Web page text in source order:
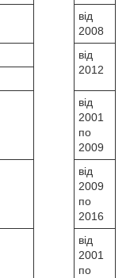
від
2008
від
2012
від
2001
по
2009
від
2009
по
2016
від
2001
по